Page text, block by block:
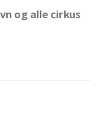
og alle cirkus